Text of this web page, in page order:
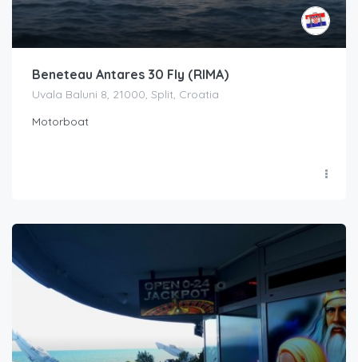
Beneteau Antares 30 Fly (RIMA)
Uvala Baluni 8, 21000, Split, Croatia
Motorboat